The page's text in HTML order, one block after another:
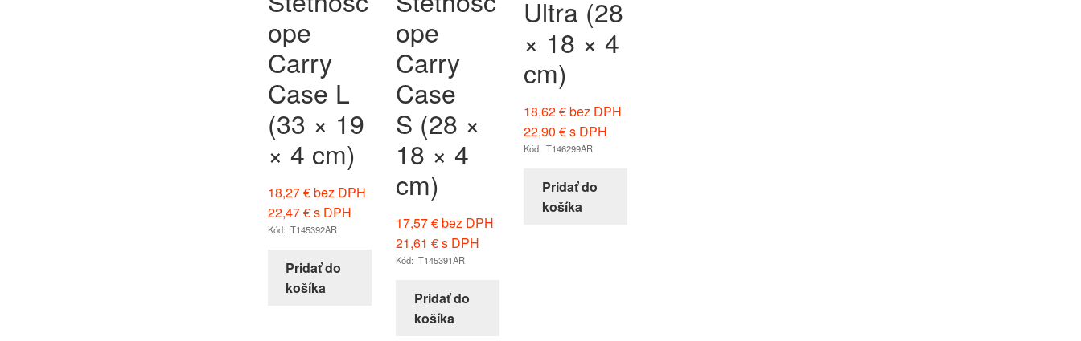
ope
Carry
Case L
(33 × 19
× 4 cm)
18,27€bez DPH
22,47€s DPH
Kód: T145392AR
Pridať do
košíka
ope
Carry
Case
S (28 ×
18 × 4
cm)
17,57€bez DPH
21,61 €s DPH
Kód: T145391AR
Pridať do
košíka
Ultra (28
× 18 × 4
cm)
18,62€bez DPH
22,90€s DPH
Kód: T146299AR
Pridať do
košíka